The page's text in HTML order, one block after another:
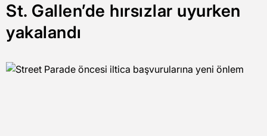
St. Gallen’de hırsızlar uyurken
yakalandı